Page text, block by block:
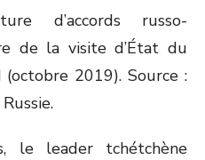
le leader tchétchène